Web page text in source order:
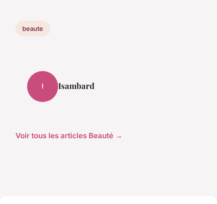
beaute
I Isambard
Voir tous les articles Beauté →